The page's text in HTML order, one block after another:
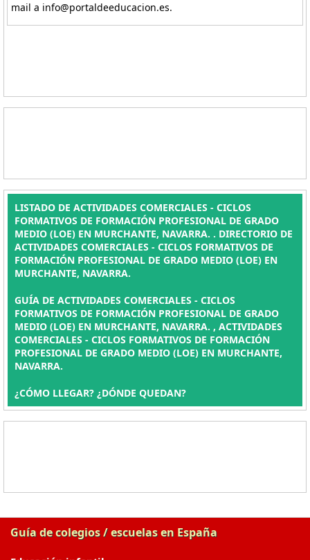
mail a info@portaldeeducacion.es.
LISTADO DE ACTIVIDADES COMERCIALES - CICLOS
FORMATIVOS DE FORMACIÓN PROFESIONAL DE GRADO
MEDIO (LOE) EN MURCHANTE, NAVARRA. . DIRECTORIO DE
ACTIVIDADES COMERCIALES - CICLOS FORMATIVOS DE
FORMACIÓN PROFESIONAL DE GRADO MEDIO (LOE) EN
MURCHANTE, NAVARRA.
GUÍA DE ACTIVIDADES COMERCIALES - CICLOS
FORMATIVOS DE FORMACIÓN PROFESIONAL DE GRADO
MEDIO (LOE) EN MURCHANTE, NAVARRA. , ACTIVIDADES
COMERCIALES - CICLOS FORMATIVOS DE FORMACIÓN
PROFESIONAL DE GRADO MEDIO (LOE) EN MURCHANTE,
NAVARRA.
¿CÓMO LLEGAR? ¿DÓNDE QUEDAN?
Guía de colegios / escuelas en España